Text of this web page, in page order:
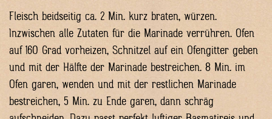
Fleisch beidseitig ca. 2 Min. kurz braten, würzen.
Inzwischen alle Zutaten für die Marinade verrühren. Ofen
auf 160 Grad vorheizen, Schnitzel auf ein Ofengitter geben
und mit der Hälfte der Marinade bestreichen. 8 Min. im
Ofen garen, wenden und mit der restlichen Marinade
bestreichen, 5 Min. zu Ende garen, dann schräg